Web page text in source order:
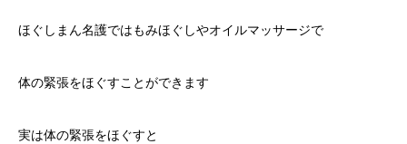
ほぐしまん名護ではもみほぐしやオイルマッサージで
体の緊張をほぐすことができます
実は体の緊張をほぐすと